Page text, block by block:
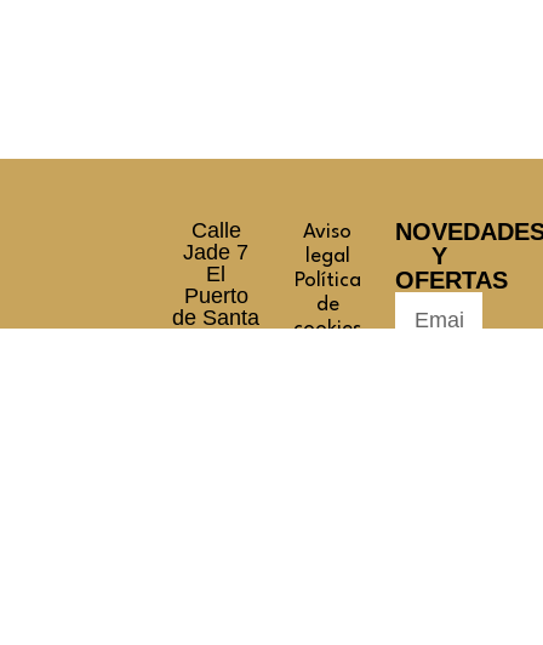
Calle
Jade 7
El
Puerto
de Santa
Aviso
legal
Política
de
cookies
Y
OFERTAS